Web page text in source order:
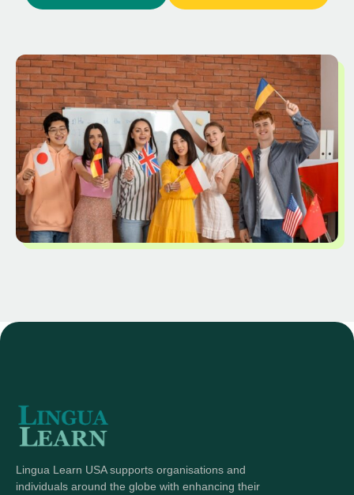
Lingua Learn USA supports organisations and
individuals around the globe with enhancing their